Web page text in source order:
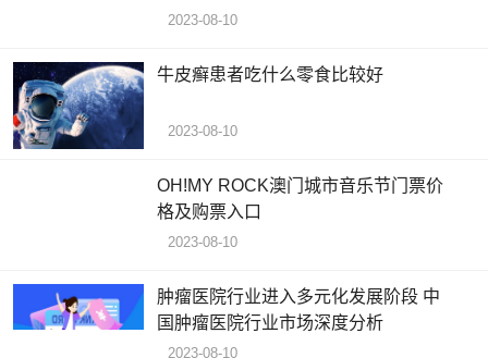
2023-08-10
牛皮癣患者吃什么零食比较好
2023-08-10
OH!MY ROCK澳门城市音乐节门票价
格及购票入口
2023-08-10
肿瘤医院行业进入多元化发展阶段 中
国肿瘤医院行业市场深度分析
2023-08-10